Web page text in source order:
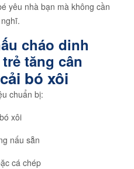
yêu nhà bạn mà không cần
cháo dinh
tăng cân
bó xôi
chuẩn bị:
xôi
nấu sẵn
cá chép